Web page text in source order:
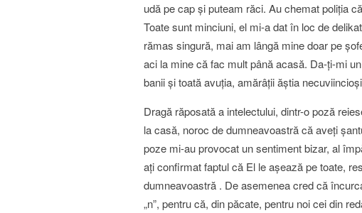
udă pe cap şi puteam răci. Au chemat poliţia
Toate sunt minciuni, el mi-a dat în loc de
rămas singură, mai am lângă mine doar pe
aci la mine că fac mult până acasă. Da-ţi-mi
banii şi toată avuţia, amărâţii ăştia
Dragă răposată a intelectului, dintr-o poză
la casă, noroc de dumneavoastră că aveţi
poze mi-au provocat un sentiment bizar, al
aţi confirmat faptul că El le aşează pe toate,
dumneavoastră . De asemenea cred că
„n”, pentru că, din păcate, pentru noi cei din